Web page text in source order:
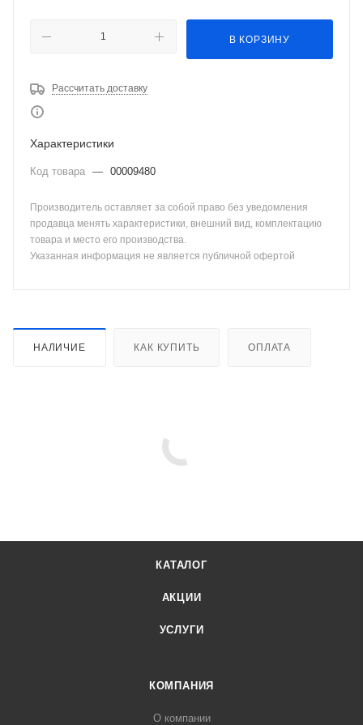
В КОРЗИНУ
Рассчитать доставку
Характеристики
Код товара — 00009480
Производитель оставляет за собой право без уведомления
продавца менять характеристики, внешний вид, комплектацию
товара и место его производства.
Указанная информация не является публичной офертой
НАЛИЧИЕ КАК КУПИТЬ ОПЛАТА
КАТАЛОГ
АКЦИИ
УСЛУГИ
КОМПАНИЯ
О компании